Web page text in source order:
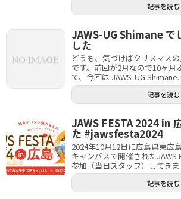
記事を読む
JAWS-UG Shimane で
した
どうも、気づけばクリスマス
です。前回が2月なので10ヶ月
て、今回は JAWS-UG
記事を読む
JAWS FESTA 2024 in
た #jawsfesta2024
2024年10月12日に広島県東広
キャンパスで開催されたJAWS
参加（当日スタッフ）してきま
記事を読む